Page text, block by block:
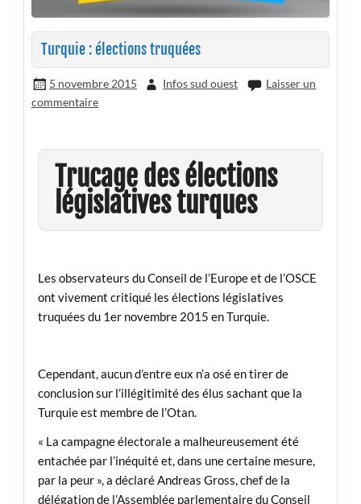
Turquie : élections truquées
5 novembre 2015 Infos sud ouest
Laisser un
commentaire
Trucage des élections
législatives turques
Les observateurs du Conseil de l’Europe et de l’OSCE
ont vivement critiqué les élections législatives
truquées du 1er novembre 2015 en Turquie.
Cependant, aucun d’entre eux n’a osé en tirer de
conclusion sur l’illégitimité des élus sachant que la
Turquie est membre de l’Otan.
« La campagne électorale a malheureusement été
entachée par l’inéquité et, dans une certaine mesure,
par la peur », a déclaré Andreas Gross, chef de la
délégation de l’Assemblée parlementaire du Conseil